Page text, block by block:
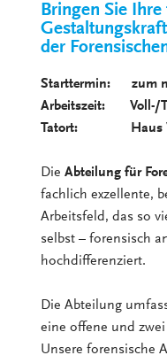
Bringen Sie
der
Starttermin: zum
Arbeitszeit: Voll-/
Tatort: Haus
DieAbteilung für
fachlich exzellente,
Arbeitsfeld, das so
selbst – forensisch
hochdifferenziert.
Die Abteilung
eine offene und
Unsere forensische